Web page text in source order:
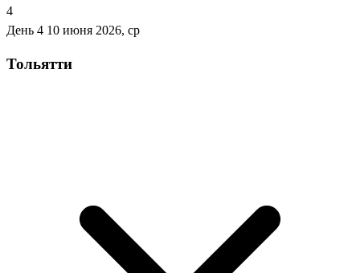
4
День 4 10 июня 2026, ср
Тольятти